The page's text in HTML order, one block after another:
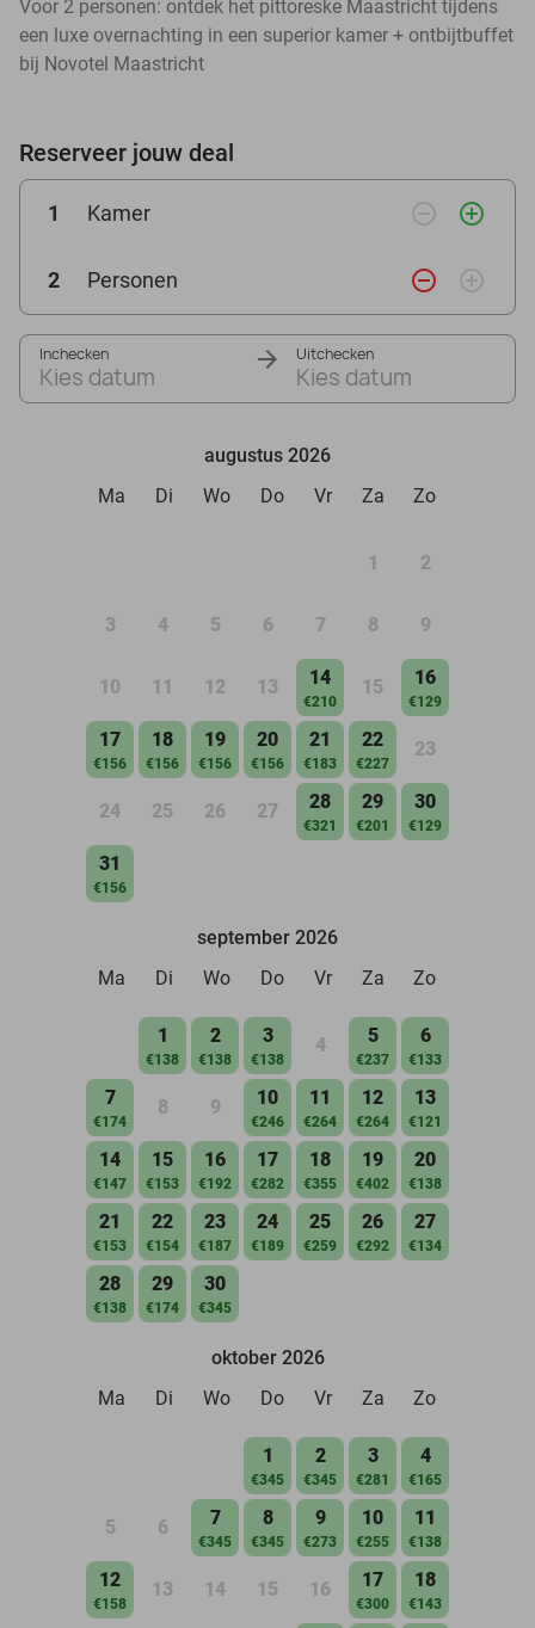
Voor 2 personen: ontdek het pittoreske Maastricht tijdens
een luxe overnachting in een superior kamer + ontbijtbuffet
bij Novotel Maastricht
Reserveer jouw deal
1 Kamer remove_circle_outline add_circle_outline
2 Personen remove_circle_outline add_circle_outline
Inchecken
Kies datum
Uitchecken
Kies datum
augustus 2026
Ma
Di Wo Do Vr Za Zo
1 2
3 4 5 6 7 8 9
10 11 12 13 14
€210
15 16
€129
17
€156
18
€156
19
€156
20
€156
21
€183
22
€227
23
24 25 26 27 28
€321
29
€201
30
€129
31
€156
september 2026
Ma
Di Wo Do Vr Za Zo
1
€138
2
€138
3
€138
4 5
€237
6
€133
7
€174
8 9 10
€246
11
€264
12
€264
13
€121
14
€147
15
€153
16
€192
17
€282
18
€355
19
€402
20
€138
21
€153
22
€154
23
€187
24
€189
25
€259
26
€292
27
€134
28
€138
29
€174
30
€345
oktober 2026
Ma
Di Wo Do Vr Za Zo
1
€345
2
€345
3
€281
4
€165
5 6 7
€345
8
€345
9
€273
10
€255
11
€138
12
€158
13 14 15 16 17
€300
18
€143